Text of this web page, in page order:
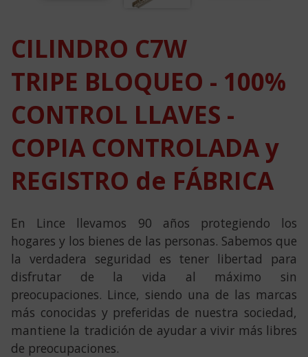
CILINDRO C7W
TRIPE BLOQUEO - 100%
CONTROL LLAVES -
COPIA CONTROLADA y
REGISTRO de FÁBRICA
En Lince llevamos 90 años protegiendo los
hogares y los bienes de las personas. Sabemos que
la verdadera seguridad es tener libertad para
disfrutar de la vida al máximo sin
preocupaciones. Lince, siendo una de las marcas
más conocidas y preferidas de nuestra sociedad,
mantiene la tradición de ayudar a vivir más libres
de preocupaciones.